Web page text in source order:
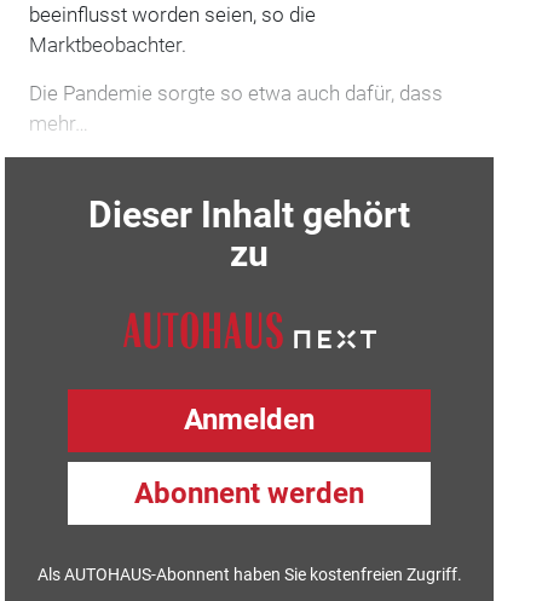
beeinflusst worden seien, so die
Marktbeobachter.
Die Pandemie sorgte so etwa auch dafür, dass
mehr…
Dieser Inhalt gehört
zu
Anmelden
Abonnent werden
Als AUTOHAUS-Abonnent haben Sie kostenfreien Zugriff.